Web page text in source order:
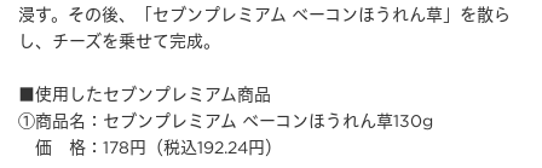
浸す。その後、「セブンプレミアム ベーコンほうれん草」を散ら
し、チーズを乗せて完成。
■使用したセブンプレミアム商品
①商品名：セブンプレミアム ベーコンほうれん草130g
価 格：178円（税込192.24円）